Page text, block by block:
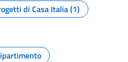
di Casa Italia (1)